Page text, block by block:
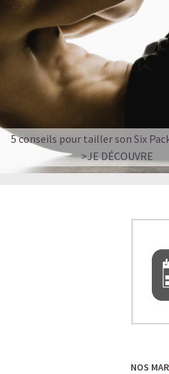
5 conseils pour tailler son Six
>JE DÉCOUVRE
NOS